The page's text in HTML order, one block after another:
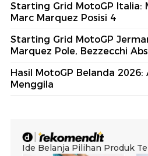
Starting Grid MotoGP Italia:
Marc Marquez Posisi 4
Starting Grid MotoGP
Marquez Pole, Bezzecchi
Hasil MotoGP Belanda 2026:
Menggila